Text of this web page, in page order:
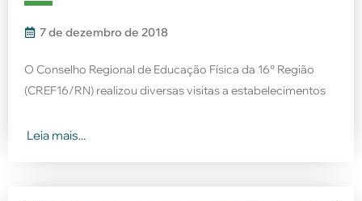
7 de dezembro de 2018
O Conselho Regional de Educação Física da 16° Região
(CREF16/RN) realizou diversas visitas a estabelecimentos
Leia mais...